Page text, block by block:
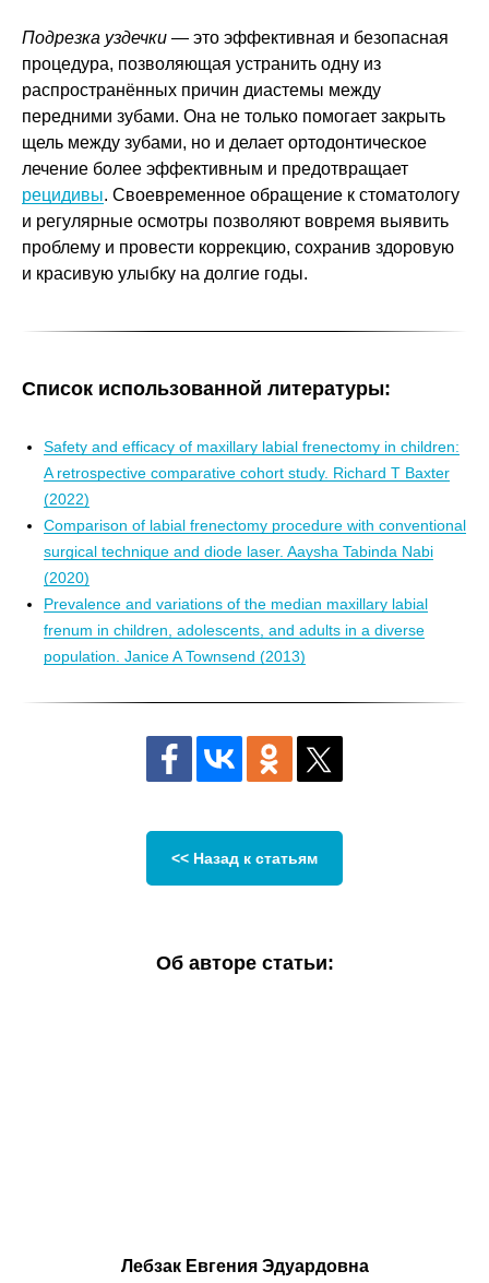
Подрезка уздечки — это эффективная и безопасная
процедура, позволяющая устранить одну из
распространённых причин диастемы между
передними зубами. Она не только помогает закрыть
щель между зубами, но и делает ортодонтическое
лечение более эффективным и предотвращает
рецидивы. Своевременное обращение к стоматологу
и регулярные осмотры позволяют вовремя выявить
проблему и провести коррекцию, сохранив здоровую
и красивую улыбку на долгие годы.
Список использованной литературы:
Safety and efficacy of maxillary labial frenectomy in children:
A retrospective comparative cohort study. Richard T Baxter
(2022)
Comparison of labial frenectomy procedure with conventional
surgical technique and diode laser. Aaysha Tabinda Nabi
(2020)
Prevalence and variations of the median maxillary labial
frenum in children, adolescents, and adults in a diverse
population. Janice A Townsend (2013)
<< Назад к статьям
Об авторе статьи:
Лебзак Евгения Эдуардовна